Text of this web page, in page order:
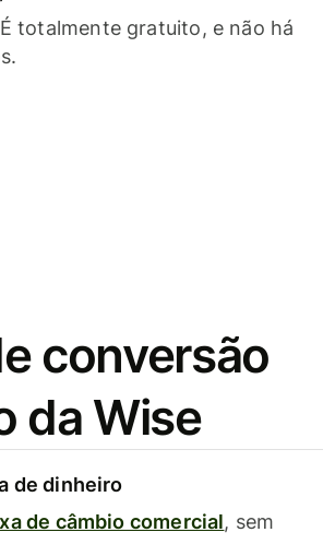
totalmente gratuito, e não há
conversão
da Wise
de dinheiro
de câmbio comercial, sem